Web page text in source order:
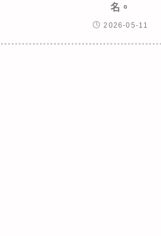
名。
2026-05-11